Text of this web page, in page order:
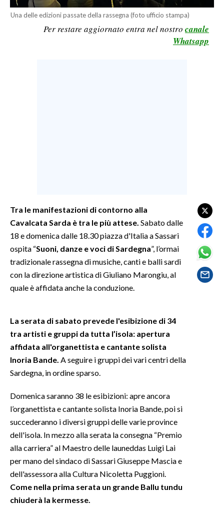
LAVORO
CULTURA
SPETTACOLI
SALUTE
SARDEGNA TURISMO
NOTIZIE
EVENTI
#CARAUNIONE
3 MINUTI CON
INSULARITÀ
ABBONATI
ANNUNCI
Una delle edizioni passate della rassegna (foto ufficio stampa)
Per restare aggiornato entra nel nostro canale
Whatsapp
Tra le manifestazioni di contorno alla
Cavalcata Sarda è tra le più attese. Sabato dalle
18 e domenica dalle 18.30 piazza d'Italia a Sassari
ospita “Suoni, danze e voci di Sardegna”, l’ormai
tradizionale rassegna di musiche, canti e balli sardi
con la direzione artistica di Giuliano Marongiu, al
quale è affidata anche la conduzione.
La serata di sabato prevede l'esibizione di 34
tra artisti e gruppi da tutta l’isola: apertura
affidata all'organettista e cantante solista
Inoria Bande. A seguire i gruppi dei vari centri della
Sardegna, in ordine sparso.
Domenica saranno 38 le esibizioni: apre ancora
l’organettista e cantante solista Inoria Bande, poi si
succederanno i diversi gruppi delle varie province
dell'isola. In mezzo alla serata la consegna “Premio
alla carriera” al Maestro delle launeddas Luigi Lai
per mano del sindaco di Sassari Giuseppe Mascia e
dell'assessora alla Cultura Nicoletta Puggioni.
Come nella prima serata un grande Ballu tundu
chiuderà la kermesse.